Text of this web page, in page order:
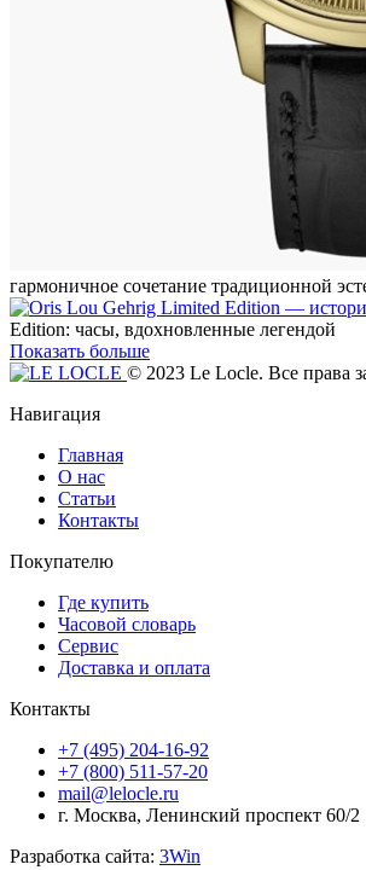
гармоничное сочетание традиционной
Edition: часы, вдохновленные легендой
Показать больше
© 2023 Le Locle. Все права
Навигация
Главная
О нас
Статьи
Контакты
Покупателю
Где купить
Часовой словарь
Сервис
Доставка и оплата
Контакты
+7 (495) 204-16-92
+7 (800) 511-57-20
mail@lelocle.ru
г. Москва, Ленинский проспект 60/2
Разработка сайта: 3Win